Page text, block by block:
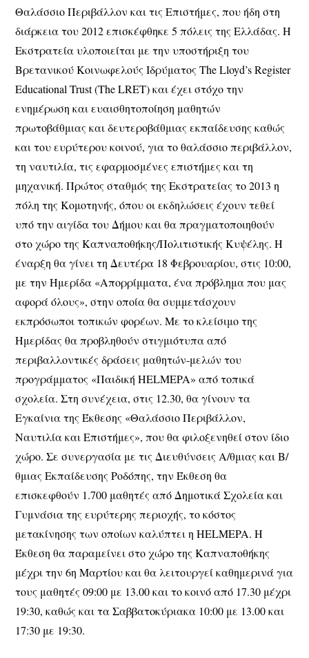
Θαλάσσιο Περιβάλλον και τις Επιστήμες, που ήδη στη
διάρκεια του 2012 επισκέφθηκε 5 πόλεις της Ελλάδας. Η
Εκστρατεία υλοποιείται με την υποστήριξη του
Βρετανικού Κοινωφελούς Ιδρύματος The Lloyd’s Register
Educational Trust (The LRET) και έχει στόχο την
ενημέρωση και ευαισθητοποίηση μαθητών
πρωτοβάθμιας και δευτεροβάθμιας εκπαίδευσης καθώς
και του ευρύτερου κοινού, για το θαλάσσιο περιβάλλον,
τη ναυτιλία, τις εφαρμοσμένες επιστήμες και τη
μηχανική. Πρώτος σταθμός της Εκστρατείας το 2013 η
πόλη της Κομοτηνής, όπου οι εκδηλώσεις έχουν τεθεί
υπό την αιγίδα του Δήμου και θα πραγματοποιηθούν
στο χώρο της Καπναποθήκης/Πολιτιστικής Κυψέλης. Η
έναρξη θα γίνει τη Δευτέρα 18 Φεβρουαρίου, στις 10:00,
με την Ημερίδα «Απορρίμματα, ένα πρόβλημα που μας
αφορά όλους», στην οποία θα συμμετάσχουν
εκπρόσωποι τοπικών φορέων. Με το κλείσιμο της
Ημερίδας θα προβληθούν στιγμιότυπα από
περιβαλλοντικές δράσεις μαθητών-μελών του
προγράμματος «Παιδική HELMEPA» από τοπικά
σχολεία. Στη συνέχεια, στις 12.30, θα γίνουν τα
Εγκαίνια της Έκθεσης «Θαλάσσιο Περιβάλλον,
Ναυτιλία και Επιστήμες», που θα φιλοξενηθεί στον ίδιο
χώρο. Σε συνεργασία με τις Διευθύνσεις Α/θμιας και Β/
θμιας Εκπαίδευσης Ροδόπης, την Έκθεση θα
επισκεφθούν 1.700 μαθητές από Δημοτικά Σχολεία και
Γυμνάσια της ευρύτερης περιοχής, το κόστος
μετακίνησης των οποίων καλύπτει η HELMEPA. Η
Έκθεση θα παραμείνει στο χώρο της Καπναποθήκης
μέχρι την 6η Μαρτίου και θα λειτουργεί καθημερινά για
τους μαθητές 09:00 με 13.00 και το κοινό από 17.30 μέχρι
19:30, καθώς και τα Σαββατοκύριακα 10:00 με 13.00 και
17:30 με 19:30.